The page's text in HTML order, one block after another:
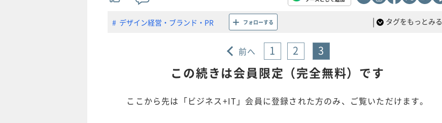
デザイン経営・ブランド・PR フォローする | タグをもっとみる
前へ 1 2 3
この続きは会員限定（完全無料）です
ここから先は「ビジネス+IT」会員に登録された方のみ、ご覧いただけます。